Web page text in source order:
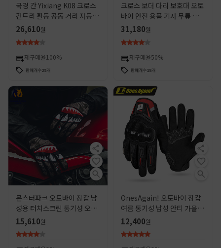
국경 간 Yixiang K08 크로스
컨트리 활동 공동 거리 자동차
도로 오토바이 안전 장비 보호
보호 무릎 패드
26,610원
재구매율 100%
판매개수29개
크로스 보더 다리 보호대 오토
바이 안전 용품 기사 무릎 보호
대 오프로드 보호 오토바이 자
동차 거리 자동차 활동 조인트
31,180원
재구매율50%
판매개수15개
몬스터파크 오토바이 장갑 남
성용 터치스크린 통기성 오토
바이 라이딩 장비 여성 라이더
용 보호 장비 통기성 가볍고 얇
은
15,610원
OnesAgain! 오토바이 장갑
여름 통기성 남성 안티 가을 슬
라이딩 터치 스크린 오토바이
보호 승마 장비 오토바이
12,400원